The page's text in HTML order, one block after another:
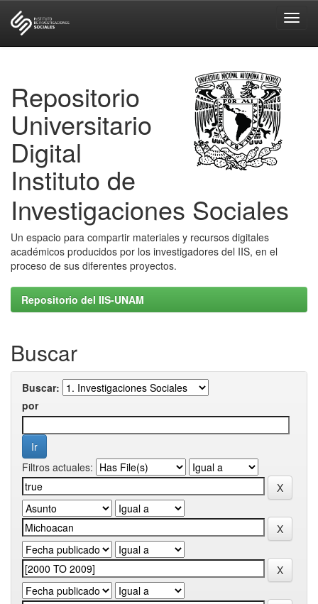
Repositorio
Universitario
Digital
Instituto de
Investigaciones Sociales
Un espacio para compartir materiales y recursos digitales
académicos producidos por los investigadores del IIS, en el
proceso de sus diferentes proyectos.
Repositorio del IIS-UNAM
Buscar
Buscar:
por
Filtros actuales: